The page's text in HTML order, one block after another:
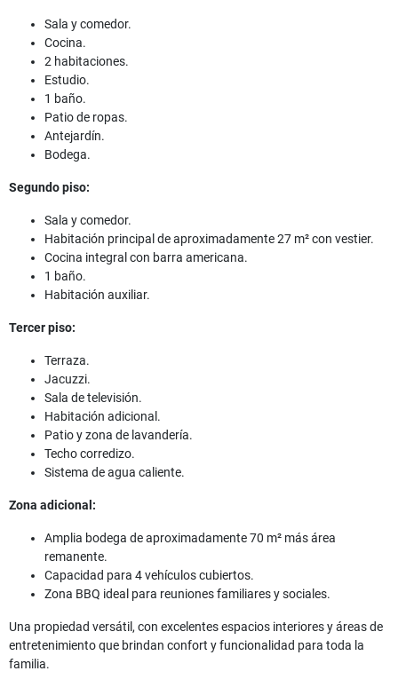
Sala y comedor.
Cocina.
2 habitaciones.
Estudio.
1 baño.
Patio de ropas.
Antejardín.
Bodega.
Segundo piso:
Sala y comedor.
Habitación principal de aproximadamente 27 m² con vestier.
Cocina integral con barra americana.
1 baño.
Habitación auxiliar.
Tercer piso:
Terraza.
Jacuzzi.
Sala de televisión.
Habitación adicional.
Patio y zona de lavandería.
Techo corredizo.
Sistema de agua caliente.
Zona adicional:
Amplia bodega de aproximadamente 70 m² más área
remanente.
Capacidad para 4 vehículos cubiertos.
Zona BBQ ideal para reuniones familiares y sociales.
Una propiedad versátil, con excelentes espacios interiores y áreas de
entretenimiento que brindan confort y funcionalidad para toda la
familia.